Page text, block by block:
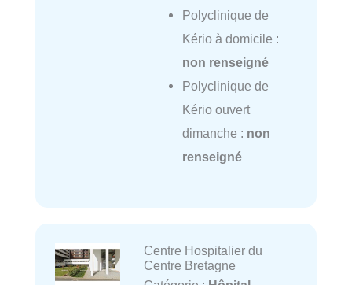
Polyclinique de
Kério à domicile :
non renseigné
Polyclinique de
Kério ouvert
dimanche : non
renseigné
Centre Hospitalier du
Centre Bretagne